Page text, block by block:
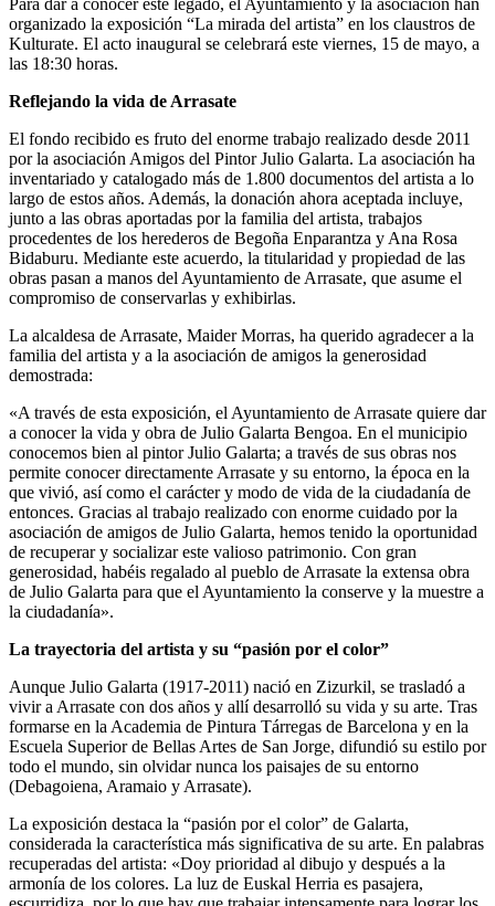
organizado la exposición “La mirada del artista” en los claustros de
Kulturate. El acto inaugural se celebrará este viernes, 15 de mayo, a
las 18:30 horas.
Reflejando la vida de Arrasate
El fondo recibido es fruto del enorme trabajo realizado desde 2011
por la asociación Amigos del Pintor Julio Galarta. La asociación ha
inventariado y catalogado más de 1.800 documentos del artista a lo
largo de estos años. Además, la donación ahora aceptada incluye,
junto a las obras aportadas por la familia del artista, trabajos
procedentes de los herederos de Begoña Enparantza y Ana Rosa
Bidaburu. Mediante este acuerdo, la titularidad y propiedad de las
obras pasan a manos del Ayuntamiento de Arrasate, que asume el
compromiso de conservarlas y exhibirlas.
La alcaldesa de Arrasate, Maider Morras, ha querido agradecer a la
familia del artista y a la asociación de amigos la generosidad
demostrada:
«A través de esta exposición, el Ayuntamiento de Arrasate quiere dar
a conocer la vida y obra de Julio Galarta Bengoa. En el municipio
conocemos bien al pintor Julio Galarta; a través de sus obras nos
permite conocer directamente Arrasate y su entorno, la época en la
que vivió, así como el carácter y modo de vida de la ciudadanía de
entonces. Gracias al trabajo realizado con enorme cuidado por la
asociación de amigos de Julio Galarta, hemos tenido la oportunidad
de recuperar y socializar este valioso patrimonio. Con gran
generosidad, habéis regalado al pueblo de Arrasate la extensa obra
de Julio Galarta para que el Ayuntamiento la conserve y la muestre a
la ciudadanía».
La trayectoria del artista y su “pasión por el color”
Aunque Julio Galarta (1917-2011) nació en Zizurkil, se trasladó a
vivir a Arrasate con dos años y allí desarrolló su vida y su arte. Tras
formarse en la Academia de Pintura Tárregas de Barcelona y en la
Escuela Superior de Bellas Artes de San Jorge, difundió su estilo por
todo el mundo, sin olvidar nunca los paisajes de su entorno
(Debagoiena, Aramaio y Arrasate).
La exposición destaca la “pasión por el color” de Galarta,
considerada la característica más significativa de su arte. En palabras
recuperadas del artista: «Doy prioridad al dibujo y después a la
armonía de los colores. La luz de Euskal Herria es pasajera,